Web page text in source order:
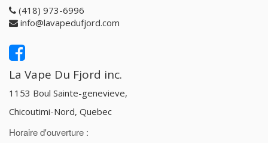
(418) 973-6996
info@lavapedufjord.com
La Vape Du Fjord inc.
1153 Boul Sainte-genevieve,
Chicoutimi-Nord, Quebec
Horaire d'ouverture :